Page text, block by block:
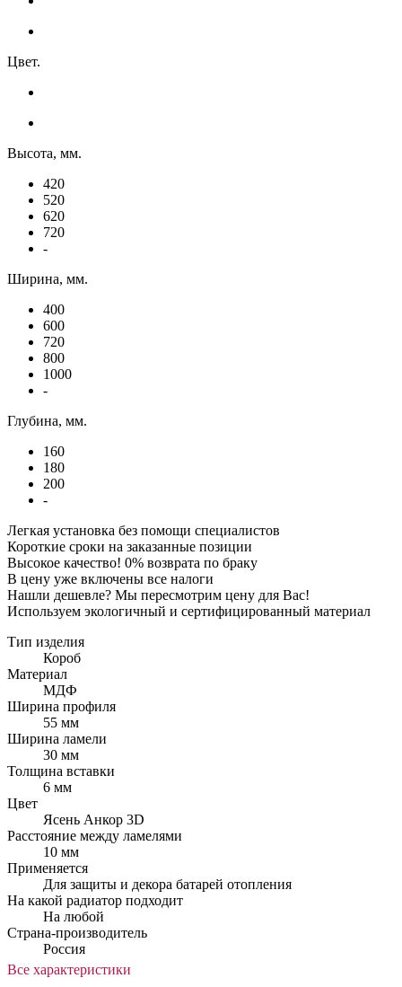
Цвет.
Высота, мм.
420
520
620
720
-
Ширина, мм.
400
600
720
800
1000
-
Глубина, мм.
160
180
200
-
Легкая установка без помощи специалистов
Короткие сроки на заказанные позиции
Высокое качество! 0% возврата по браку
В цену уже включены все налоги
Нашли дешевле? Мы пересмотрим цену для Вас!
Используем экологичный и сертифицированный материал
Тип изделия
Короб
Материал
МДФ
Ширина профиля
55 мм
Ширина ламели
30 мм
Толщина вставки
6 мм
Цвет
Ясень Анкор 3D
Расстояние между ламелями
10 мм
Применяется
Для защиты и декора батарей отопления
На какой радиатор подходит
На любой
Страна-производитель
Россия
Все характеристики